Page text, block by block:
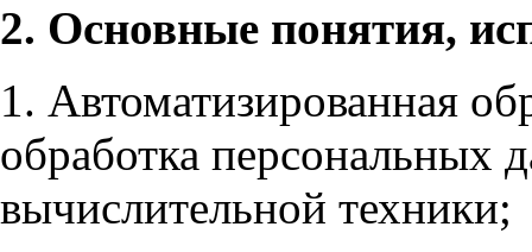
2. Основные понятия,
1. Автоматизированная
обработка персональных
вычислительной техники;